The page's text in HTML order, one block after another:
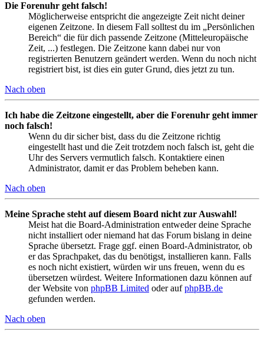
Die Forenuhr geht falsch!
Möglicherweise entspricht die angezeigte Zeit nicht deiner
eigenen Zeitzone. In diesem Fall solltest du im „Persönlichen
Bereich“ die für dich passende Zeitzone (Mitteleuropäische
Zeit, ...) festlegen. Die Zeitzone kann dabei nur von
registrierten Benutzern geändert werden. Wenn du noch nicht
registriert bist, ist dies ein guter Grund, dies jetzt zu tun.
Nach oben
Ich habe die Zeitzone eingestellt, aber die Forenuhr geht immer
noch falsch!
Wenn du dir sicher bist, dass du die Zeitzone richtig
eingestellt hast und die Zeit trotzdem noch falsch ist, geht die
Uhr des Servers vermutlich falsch. Kontaktiere einen
Administrator, damit er das Problem beheben kann.
Nach oben
Meine Sprache steht auf diesem Board nicht zur Auswahl!
Meist hat die Board-Administration entweder deine Sprache
nicht installiert oder niemand hat das Forum bislang in deine
Sprache übersetzt. Frage ggf. einen Board-Administrator, ob
er das Sprachpaket, das du benötigst, installieren kann. Falls
es noch nicht existiert, würden wir uns freuen, wenn du es
übersetzen würdest. Weitere Informationen dazu können auf
der Website von phpBB Limited oder aufphpBB.de
gefunden werden.
Nach oben